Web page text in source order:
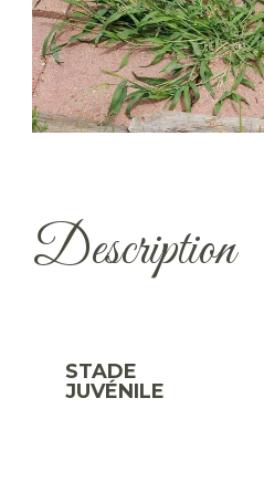
Description
STADE
JUVÉNILE